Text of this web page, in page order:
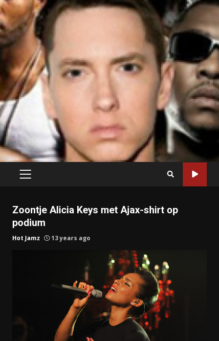
PRIMARY
Zoontje Alicia Keys met Ajax-shirt op
podium
Hot Jamz 13 years ago